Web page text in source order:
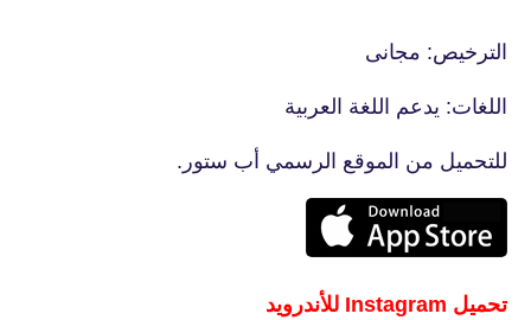
الترخيص: مجانى
اللغات: يدعم اللغة العربية
للتحميل من الموقع الرسمي أب ستور.
تحميل Instagram للأندرويد